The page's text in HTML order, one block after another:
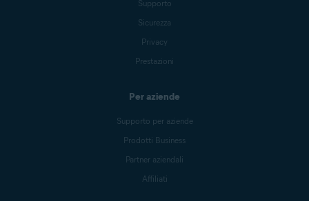
Supporto
Sicurezza
Privacy
Prestazioni
Per aziende
Supporto per aziende
Prodotti Business
Partner aziendali
Affiliati